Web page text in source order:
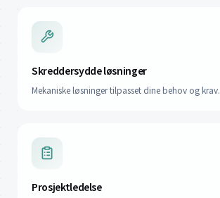
Skreddersydde løsninger
Mekaniske løsninger tilpasset dine behov og krav.
Prosjektledelse